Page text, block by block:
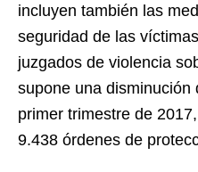
incluyen también las
seguridad de las
juzgados de violencia
supone una disminución
primer trimestre de
9.438 órdenes de